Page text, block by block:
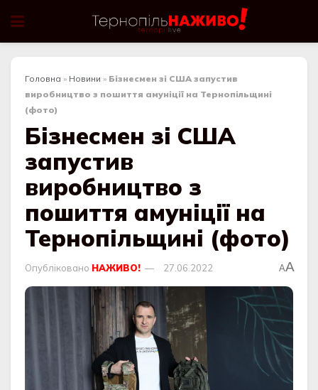
Головна » Новини » Бізнесмен зі США запустив
виробництво з пошиття амуніції на Тернопільщині
(фото)
Бізнесмен зі США
запустив
виробництво з
пошиття амуніції на
Тернопільщині (фото)
Опубліковано НАЖИВО! 27.06.2022 AA